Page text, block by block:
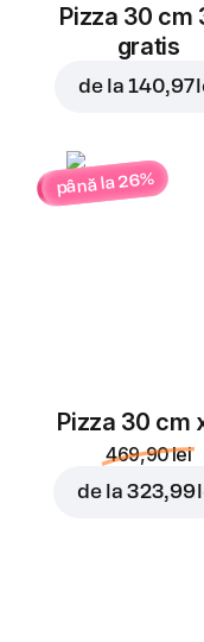
Pizza 30 cm
gratis
de la140,97
până la 26%
Pizza 30 cm
469,90 lei
de la323,99